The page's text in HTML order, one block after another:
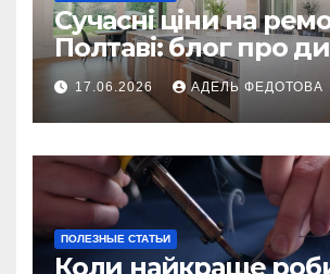
Сучасні ціни на
Полтаві: блог про
інтер\’єру
17.06.2026 АДЕЛЬ ФЕДОТОВА
ПОЛЕЗНЫЕ СТАТЬИ
Коли найкраще